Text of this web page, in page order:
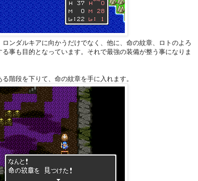
ンダルキアに向かうだけでなく、他に、命の紋章、ロトのよろ
事も目的となっています。それで最強の装備が整う事になりま
階段を下りて、命の紋章を手に入れます。